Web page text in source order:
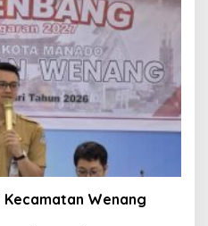
Kecamatan Wenang